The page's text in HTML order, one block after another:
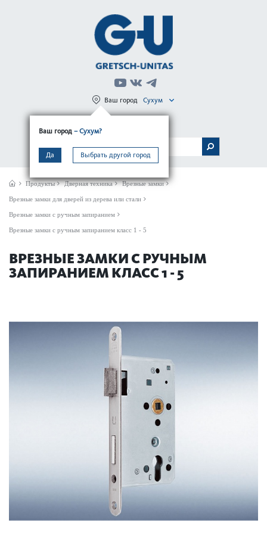
Ваш город – Сухум?
Да Выбрать другой город
Ваш город Сухум
МЕНЮ
Продукты Дверная техника Врезные замки
Врезные замки для дверей из дерева или стали
Врезные замки с ручным запиранием
Врезные замки с ручным запиранием класс 1 - 5
ВРЕЗНЫЕ ЗАМКИ С РУЧНЫМ
ЗАПИРАНИЕМ КЛАСС 1 - 5